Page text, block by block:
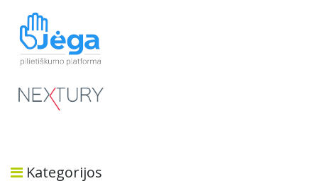
Kategorijos